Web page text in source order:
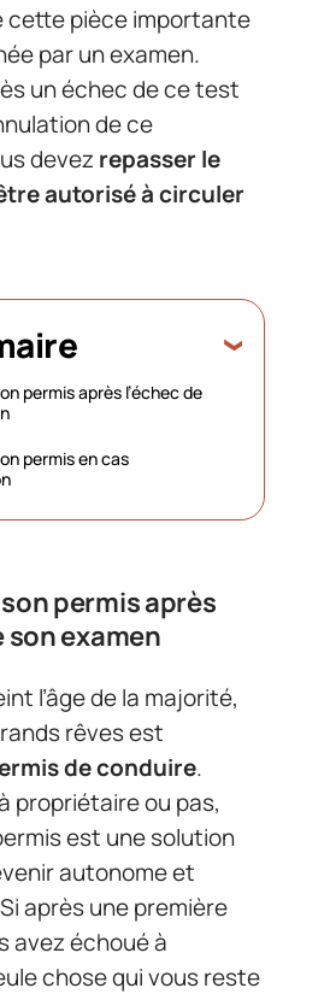
cette pièce importante
par un examen.
un échec de ce test
de ce
devez repasser le
autorisé à circuler
permis après l’échec de
permis en cas
permis après
son examen
l’âge de la majorité,
rêves est
de conduire.
propriétaire ou pas,
est une solution
autonome et
après une première
avez échoué à
chose qui vous reste